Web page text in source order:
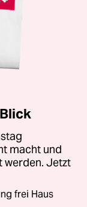
macht und
werden. Jetzt
frei Haus